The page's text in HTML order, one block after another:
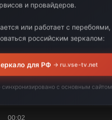
00:10
00:07
00:02
и провайдеров.
или работает с перебоями,
российским зеркалом:
для РФ → ru.vse-tv.net
с основным сайтом